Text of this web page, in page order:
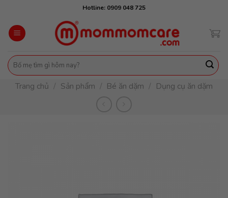
content
Hotline: 0909 048 725
Tìm
kiếm:
Trang chủ / Sản phẩm / Bé ăn dặm / Dụng cụ ăn dặm